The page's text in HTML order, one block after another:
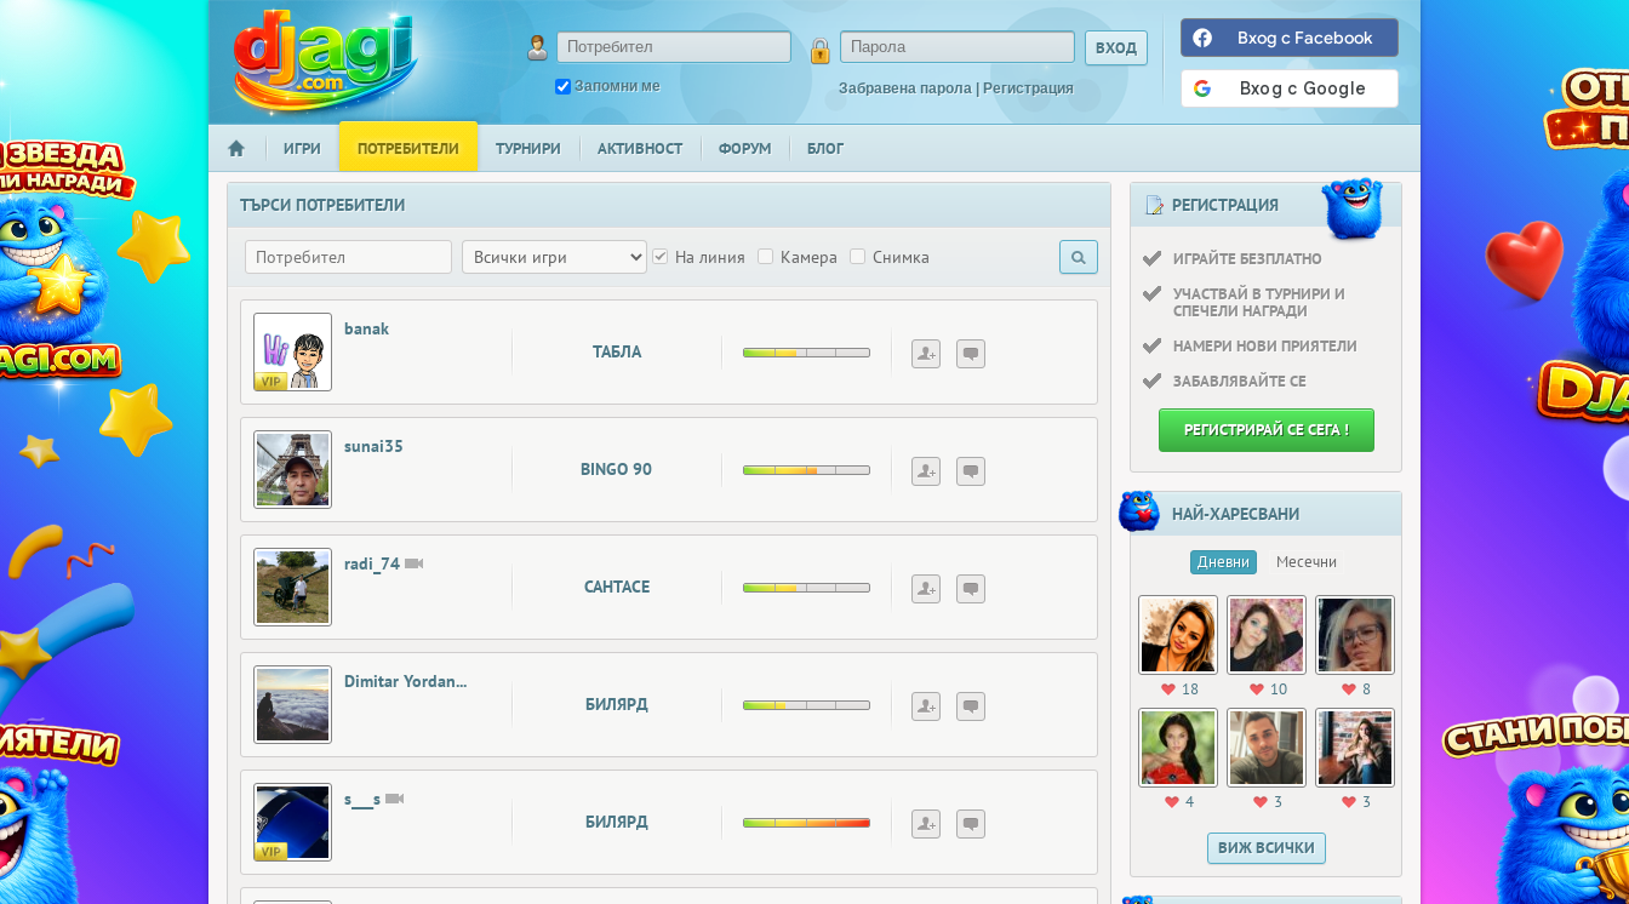
Запомни ме Забравена парола | Регистрация
Вход с Facebook
НАЧАЛО
ИГРИ ПОТРЕБИТЕЛИ ТУРНИРИ АКТИВНОСТ ФОРУМ БЛОГ
ТЪРСИ ПОТРЕБИТЕЛИ
На линия Камера Снимка
banak
ТАБЛА
sunai35
BINGO 90
radi_74
САНТАСЕ
Dimitar Yordanov01
БИЛЯРД
s___s
БИЛЯРД
РЕГИСТРАЦИЯ
ИГРАЙТЕ БЕЗПЛАТНО
УЧАСТВАЙ В ТУРНИРИ И
СПЕЧЕЛИ НАГРАДИ
НАМЕРИ НОВИ ПРИЯТЕЛИ
ЗАБАВЛЯВАЙТЕ СЕ
РЕГИСТРИРАЙ СЕ СЕГА !
НАЙ-ХАРЕСВАНИ
Дневни Месечни
18 10 8
4 3 3
ВИЖ ВСИЧКИ